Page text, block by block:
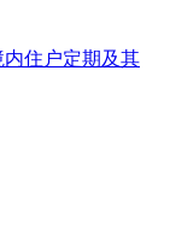
住户定期及其